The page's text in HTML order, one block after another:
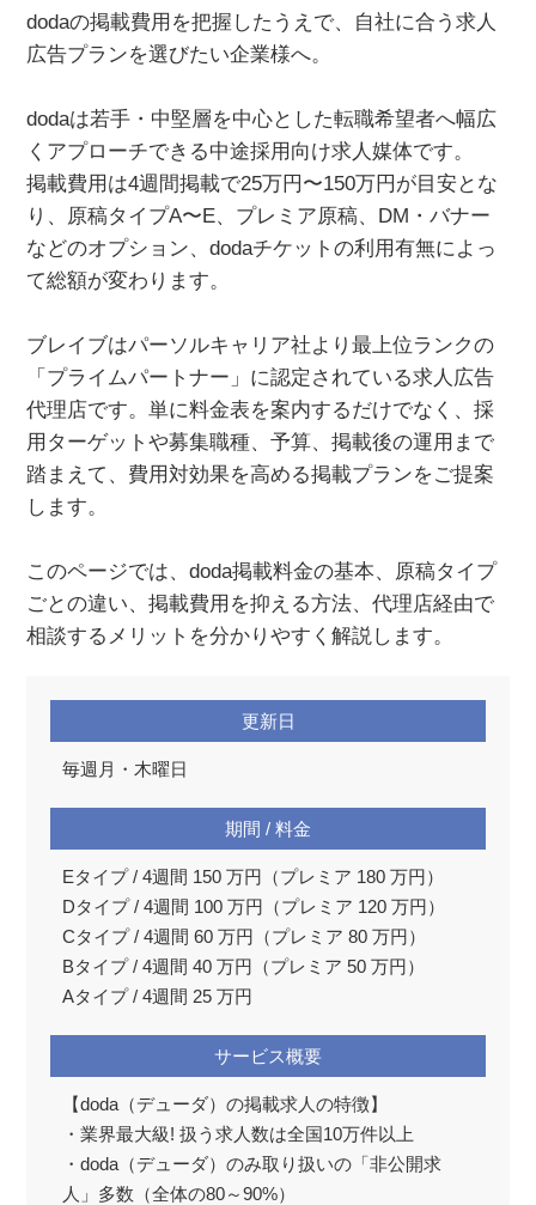
dodaの掲載費用を把握したうえで、自社に合う求人
広告プランを選びたい企業様へ。
dodaは若手・中堅層を中心とした転職希望者へ幅広
くアプローチできる中途採用向け求人媒体です。
掲載費用は4週間掲載で25万円〜150万円が目安とな
り、原稿タイプA〜E、プレミア原稿、DM・バナー
などのオプション、dodaチケットの利用有無によっ
て総額が変わります。
ブレイブはパーソルキャリア社より最上位ランクの
「プライムパートナー」に認定されている求人広告
代理店です。単に料金表を案内するだけでなく、採
用ターゲットや募集職種、予算、掲載後の運用まで
踏まえて、費用対効果を高める掲載プランをご提案
します。
このページでは、doda掲載料金の基本、原稿タイプ
ごとの違い、掲載費用を抑える方法、代理店経由で
相談するメリットを分かりやすく解説します。
更新日
毎週月・木曜日
期間 / 料金
Eタイプ / 4週間 150 万円（プレミア 180 万円）
Dタイプ / 4週間 100 万円（プレミア 120 万円）
Cタイプ / 4週間 60 万円（プレミア 80 万円）
Bタイプ / 4週間 40 万円（プレミア 50 万円）
Aタイプ / 4週間 25 万円
サービス概要
【doda（デューダ）の掲載求人の特徴】
・業界最大級! 扱う求人数は全国10万件以上
・doda（デューダ）のみ取り扱いの「非公開求
人」多数（全体の80～90%）